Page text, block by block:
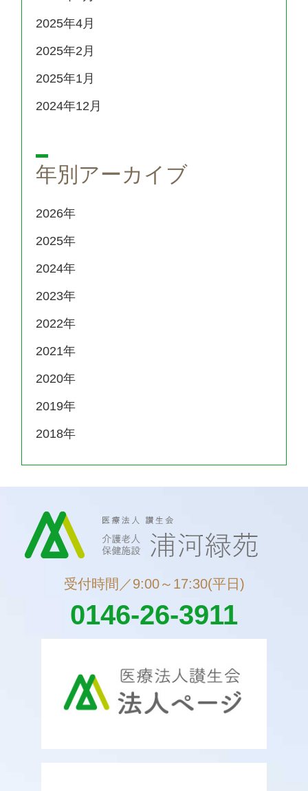
2025年4月
2025年2月
2025年1月
2024年12月
年別アーカイブ
2026
2025
2024
2023
2022
2021
2020
2019
2018
受付時間／9:00～17:30(平日)
0146-26-3911